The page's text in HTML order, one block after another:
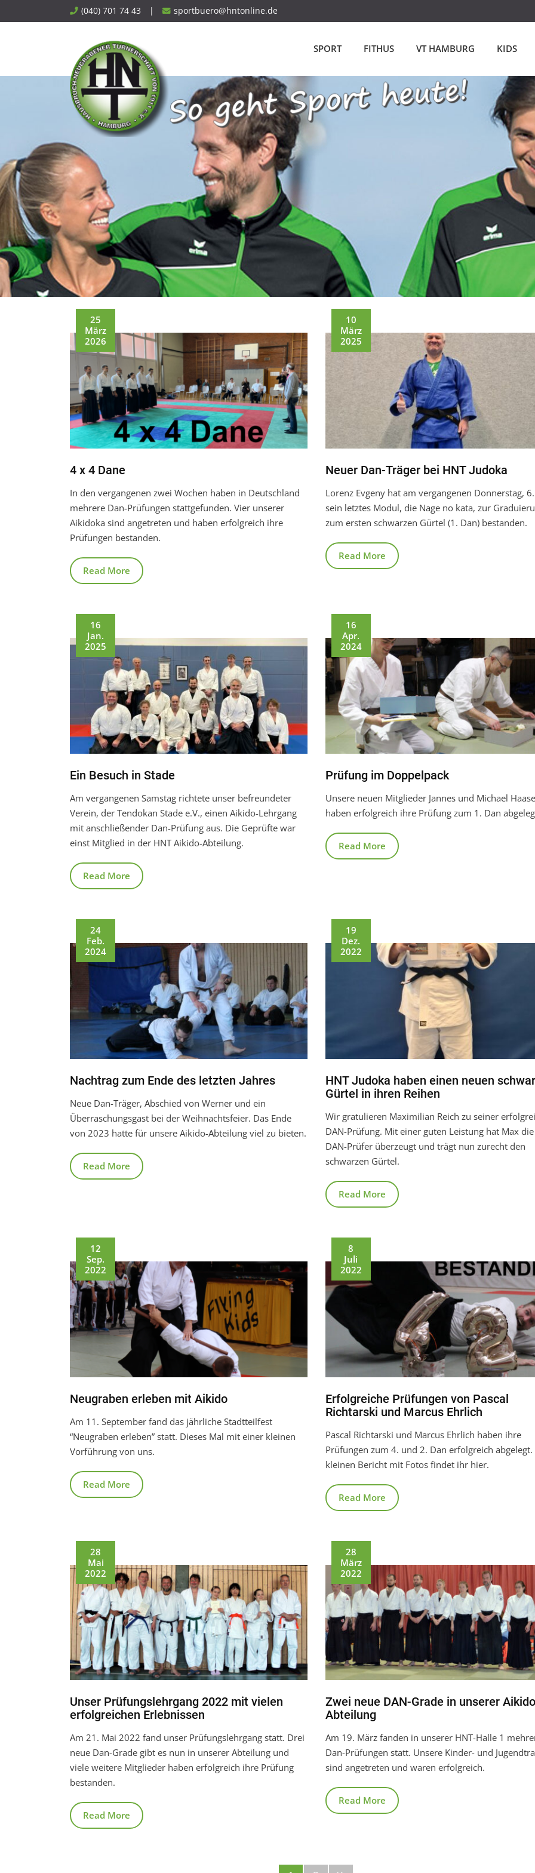
to
(040) 701 74 43 | sportbuero@hntonline.de
SPORT FITHUS VT HAMBURG KIDS
25
März
2026
4 x 4 Dane
In den vergangenen zwei Wochen haben in Deutschland
mehrere Dan-Prüfungen stattgefunden. Vier unserer
Aikidoka sind angetreten und haben erfolgreich ihre
Prüfungen bestanden.
Read More
10
März
2025
Neuer Dan-Träger bei HNT Judoka
Lorenz Evgeny hat am vergangenen Donnerstag,
sein letztes Modul, die Nage no kata, zur
zum ersten schwarzen Gürtel (1. Dan) bestanden.
Read More
16
Jan.
2025
Ein Besuch in Stade
Am vergangenen Samstag richtete unser befreundeter
Verein, der Tendokan Stade e.V., einen Aikido-Lehrgang
mit anschließender Dan-Prüfung aus. Die Geprüfte war
einst Mitglied in der HNT Aikido-Abteilung.
Read More
16
Apr.
2024
Prüfung im Doppelpack
Unsere neuen Mitglieder Jannes und Michael Haase
haben erfolgreich ihre Prüfung zum 1. Dan
Read More
24
Feb.
2024
Nachtrag zum Ende des letzten Jahres
Neue Dan-Träger, Abschied von Werner und ein
Überraschungsgast bei der Weihnachtsfeier. Das Ende
von 2023 hatte für unsere Aikido-Abteilung viel zu bieten.
Read More
19
Dez.
2022
HNT Judoka haben einen neuen
Gürtel in ihren Reihen
Wir gratulieren Maximilian Reich zu seiner
DAN-Prüfung. Mit einer guten Leistung hat Max
DAN-Prüfer überzeugt und trägt nun zurecht den
schwarzen Gürtel.
Read More
12
Sep.
2022
Neugraben erleben mit Aikido
Am 11. September fand das jährliche Stadtteilfest
“Neugraben erleben” statt. Dieses Mal mit einer kleinen
Vorführung von uns.
Read More
8
Juli
2022
Erfolgreiche Prüfungen von Pascal
Richtarski und Marcus Ehrlich
Pascal Richtarski und Marcus Ehrlich haben ihre
Prüfungen zum 4. und 2. Dan erfolgreich abgelegt.
kleinen Bericht mit Fotos findet ihr hier.
Read More
28
Mai
2022
Unser Prüfungslehrgang 2022 mit vielen
erfolgreichen Erlebnissen
Am 21. Mai 2022 fand unser Prüfungslehrgang statt. Drei
neue Dan-Grade gibt es nun in unserer Abteilung und
viele weitere Mitglieder haben erfolgreich ihre Prüfung
bestanden.
Read More
28
März
2022
Zwei neue DAN-Grade in unserer
Abteilung
Am 19. März fanden in unserer HNT-Halle 1
Dan-Prüfungen statt. Unsere Kinder- und
sind angetreten und waren erfolgreich.
Read More